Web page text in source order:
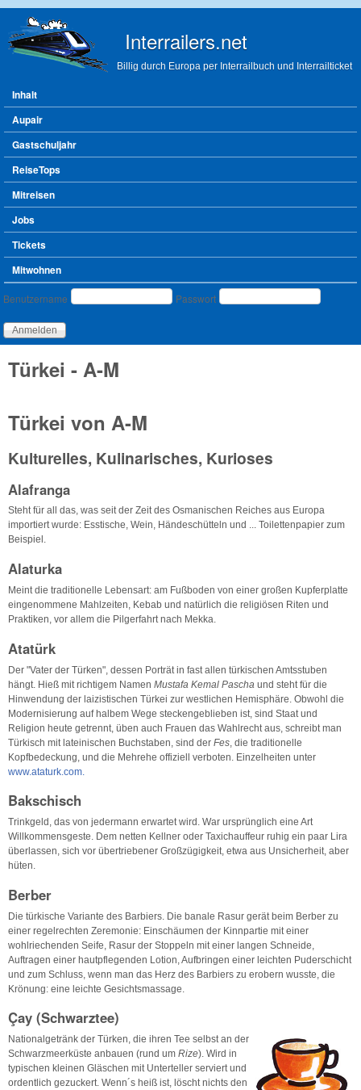
Interrailers.net
Billig durch Europa per Interrailbuch und Interrailticket
Hauptmenü
Inhalt
Aupair
Gastschuljahr
ReiseTops
Mitreisen
Jobs
Tickets
Mitwohnen
Benutzeranmeldung
Benutzername Passwort
Türkei - A-M
Türkei von A-M
Kulturelles, Kulinarisches, Kurioses
Alafranga
Steht für all das, was seit der Zeit des Osmanischen Reiches aus Europa
importiert wurde: Esstische, Wein, Händeschütteln und ... Toilettenpapier zum
Beispiel.
Alaturka
Meint die traditionelle Lebensart: am Fußboden von einer großen Kupferplatte
eingenommene Mahlzeiten, Kebab und natürlich die religiösen Riten und
Praktiken, vor allem die Pilgerfahrt nach Mekka.
Atatürk
Der "Vater der Türken", dessen Porträt in fast allen türkischen Amtsstuben
hängt. Hieß mit richtigem Namen Mustafa Kemal Pascha und steht für die
Hinwendung der laizistischen Türkei zur westlichen Hemisphäre. Obwohl die
Modernisierung auf halbem Wege steckengeblieben ist, sind Staat und
Religion heute getrennt, üben auch Frauen das Wahlrecht aus, schreibt man
Türkisch mit lateinischen Buchstaben, sind der Fes , die traditionelle
Kopfbedeckung, und die Mehrehe offiziell verboten. Einzelheiten unter
www.ataturk.com.
Bakschisch
Trinkgeld, das von jedermann erwartet wird. War ursprünglich eine Art
Willkommensgeste. Dem netten Kellner oder Taxichauffeur ruhig ein paar Lira
überlassen, sich vor übertriebener Großzügigkeit, etwa aus Unsicherheit, aber
hüten.
Berber
Die türkische Variante des Barbiers. Die banale Rasur gerät beim Berber zu
einer regelrechten Zeremonie: Einschäumen der Kinnpartie mit einer
wohlriechenden Seife, Rasur der Stoppeln mit einer langen Schneide,
Auftragen einer hautpflegenden Lotion, Aufbringen einer leichten Puderschicht
und zum Schluss, wenn man das Herz des Barbiers zu erobern wusste, die
Krönung: eine leichte Gesichtsmassage.
Çay (Schwarztee)
Nationalgetränk der Türken, die ihren Tee selbst an der
Schwarzmeerküste anbauen (rund um Rize). Wird in
typischen kleinen Gläschen mit Unterteller serviert und
ordentlich gezuckert. Wenn´s heiß ist, löscht nichts den